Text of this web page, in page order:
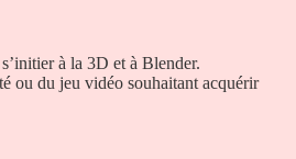
à la 3D et à Blender.
ou du jeu vidéo souhaitant acquérir